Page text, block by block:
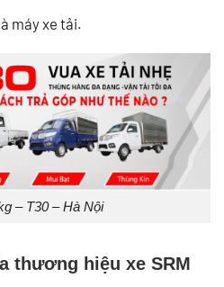
máy xe tải.
– T30 – Hà Nội
thương hiệu xe SRM